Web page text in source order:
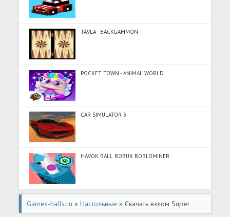
TAVLA - BACKGAMMON
POCKET TOWN - ANIMAL WORLD
CAR SIMULATOR 3
HAVOK BALL ROBUX ROBLOMINER
Games-halls.ru »Настольные » Скачать взлом Super